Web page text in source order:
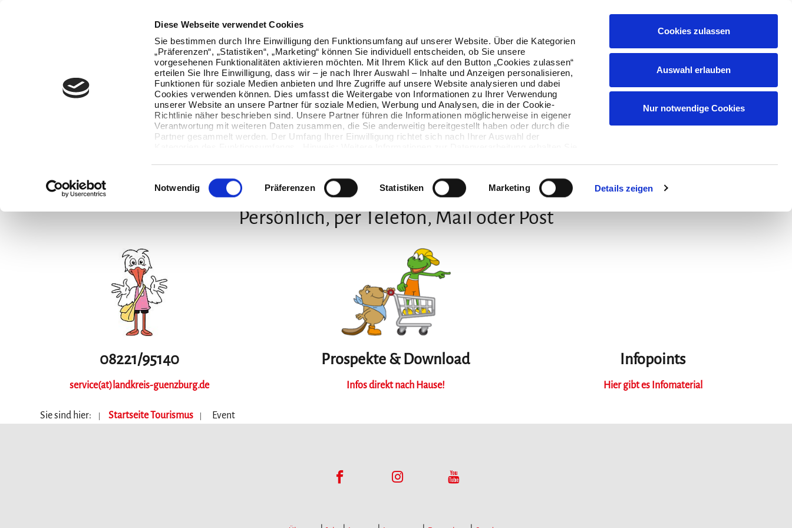
Diese Webseite verwendet Cookies
Sie bestimmen durch Ihre Einwilligung den Funktionsumfang auf unserer Website. Über die Kategorien
„Präferenzen“, „Statistiken“, „Marketing“ können Sie individuell entscheiden, ob Sie unsere
vorgesehenen Funktionalitäten aktivieren möchten. Mit Ihrem Klick auf den Button „Cookies zulassen“
erteilen Sie Ihre Einwilligung, dass wir – je nach Ihrer Auswahl – Inhalte und Anzeigen personalisieren,
Funktionen für soziale Medien anbieten und Ihre Zugriffe auf unsere Website analysieren und dabei
Cookies verwenden können. Dies umfasst die Weitergabe von Informationen zu Ihrer Verwendung
unserer Website an unsere Partner für soziale Medien, Werbung und Analysen, die in der Cookie-
Richtlinie näher beschrieben sind. Unsere Partner führen die Informationen möglicherweise in eigener
Verantwortung mit weiteren Daten zusammen, die Sie anderweitig bereitgestellt haben oder durch die
Partner gesammelt werden. Der Umfang Ihrer Einwilligung richtet sich nach Ihrer Auswahl der
Ihre Einwilligung jederzeit widerrufen, ohne dass hiervon die Zulässigkeit der vorherigen
Datenverarbeitung berührt wird.
Einwilligungsauswahl
Notwendig Präferenzen Statistiken Marketing Details zeigen
Cookies zulassen
Auswahl erlauben
Nur notwendige Cookies
Suchen Buchen
Wir freuen uns auf Dich
Persönlich, per Telefon, Mail oder Post
08221/95140
service(at)landkreis-guenzburg.de
Prospekte & Download
Infos direkt nach Hause!
Infopoints
Hier gibt es Infomaterial
Sie sind hier: Startseite Tourismus Event